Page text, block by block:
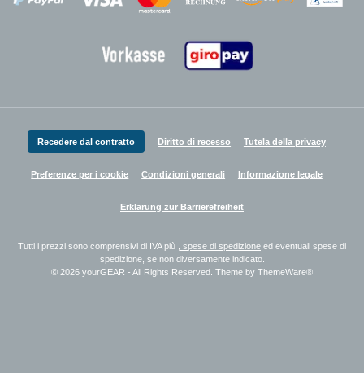
Zahlungsanbieter Zahlungsanbieter
Zahlungsanbieter
Recedere dal contratto Diritto di recesso Tutela della privacy
Preferenze per i cookie Condizioni generali Informazione legale
Erklärung zur Barrierefreiheit
Tutti i prezzi sono comprensivi di IVA più , spese di spedizione ed eventuali spese di
spedizione, se non diversamente indicato.
© 2026 yourGEAR - All Rights Reserved. Theme by ThemeWare®